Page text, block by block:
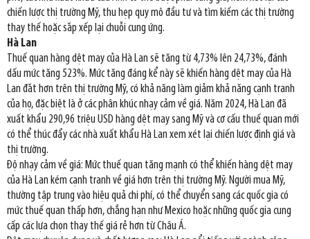
chiến lược thị trường Mỹ, thu hẹp quy mô đầu tư và tìm kiếm các thị trường
thay thế hoặc sắp xếp lại chuỗi cung ứng.
Hà Lan
Thuế quan hàng dệt may của Hà Lan sẽ tăng từ 4,73% lên 24,73%, đánh
dấu mức tăng 523%. Mức tăng đáng kể này sẽ khiến hàng dệt may của Hà
Lan đắt hơn trên thị trường Mỹ, có khả năng làm giảm khả năng cạnh tranh
của họ, đặc biệt là ở các phân khúc nhạy cảm về giá. Năm 2024, Hà Lan đã
xuất khẩu 290,96 triệu USD hàng dệt may sang Mỹ và cơ cấu thuế quan mới
có thể thúc đẩy các nhà xuất khẩu Hà Lan xem xét lại chiến lược định giá và
thị trường.
Độ nhạy cảm về giá: Mức thuế quan tăng mạnh có thể khiến hàng dệt may
của Hà Lan kém cạnh tranh về giá hơn trên thị trường Mỹ. Người mua Mỹ,
thường tập trung vào hiệu quả chi phí, có thể chuyển sang các quốc gia có
mức thuế quan thấp hơn, chẳng hạn như Mexico hoặc những quốc gia cung
cấp các lựa chọn thay thế giá rẻ hơn từ Châu Á.